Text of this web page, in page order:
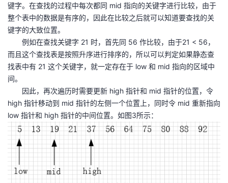
键字。在查找的过程中每次都同 mid 指向的关键字进行比较，由于
整个表中的数据是有序的，因此在比较之后就可以知道要查找的关
键字的大致位置。
例如在查找关键字 21 时，首先同 56 作比较，由于21 < 56，
而且这个查找表是按照升序进行排序的，所以可以判定如果静态查
找表中有 21 这个关键字，就一定存在于 low 和 mid 指向的区域中
间。
因此，再次遍历时需要更新 high 指针和 mid 指针的位置，令
high 指针移动到 mid 指针的左侧一个位置上，同时令 mid 重新指向
low 指针和 high 指针的中间位置。如图3所示：